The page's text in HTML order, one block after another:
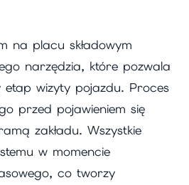
na placu składowym
narzędzia, które pozwala
wizyty pojazdu. Proces
przed pojawieniem się
zakładu. Wszystkie
w momencie
co tworzy